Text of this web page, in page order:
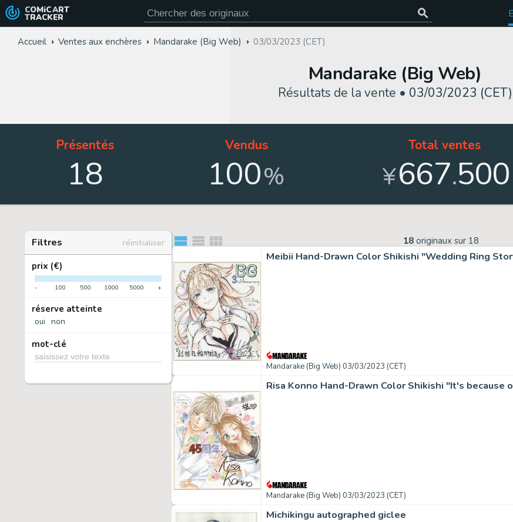
COMiC ART
TRACKER
Accueil Ventes aux enchères Mandarake (Big Web) 03/03/2023 (CET)
Mandarake (Big Web)
Résultats de la vente • 03/03/2023 (CET)
Présentés
18
Vendus
100%
Total ventes
¥667.500
Filtres
réinitialiser
prix (€)
- 100 500 1000 5000 +
réserve atteinte
oui non
mot-clé
18 originaux sur 18
Meibii Hand-Drawn Color Shikishi "Wedding Ring
Mandarake (Big Web) 03/03/2023 (CET)
Risa Konno Hand-Drawn Color Shikishi "It's because
Mandarake (Big Web) 03/03/2023 (CET)
Michikingu autographed giclee